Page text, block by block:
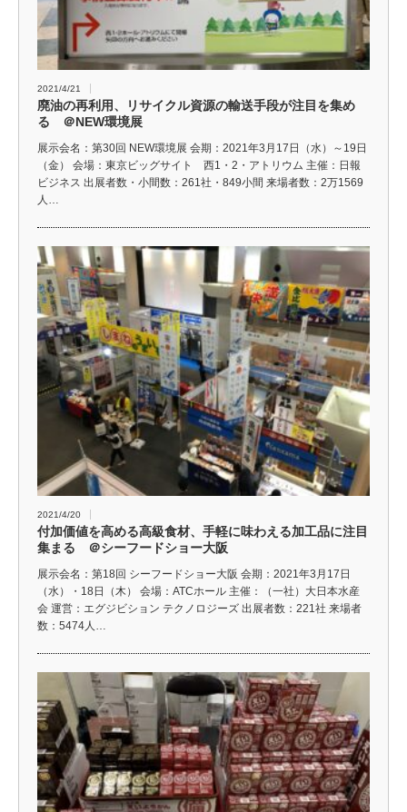
2021/4/21
廃油の再利用、リサイクル資源の輸送手段が注目を集め
る ＠NEW環境展
展示会名：第30回 NEW環境展 会期：2021年3月17日（水）～19日
（金） 会場：東京ビッグサイト 西1・2・アトリウム 主催：日報
ビジネス 出展者数・小間数：261社・849小間 来場者数：2万1569
人…
2021/4/20
付加価値を高める高級食材、手軽に味わえる加工品に注目
集まる ＠シーフードショー大阪
展示会名：第18回 シーフードショー大阪 会期：2021年3月17日
（水）・18日（木） 会場：ATCホール 主催：（一社）大日本水産
会 運営：エグジビション テクノロジーズ 出展者数：221社 来場者
数：5474人…